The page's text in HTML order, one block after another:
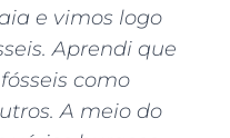
e vimos logo
Aprendi que
como
A meio do